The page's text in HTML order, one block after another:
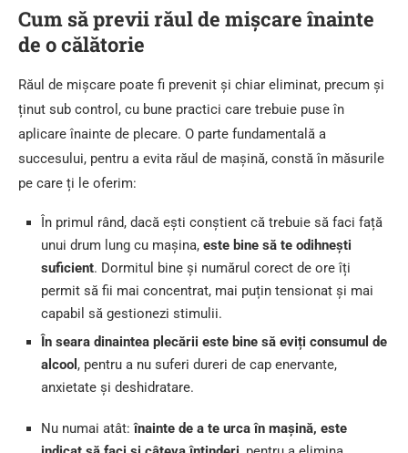
Cum să previi răul de mișcare înainte
de o călătorie
Răul de mișcare poate fi prevenit și chiar eliminat, precum și
ținut sub control, cu bune practici care trebuie puse în
aplicare înainte de plecare. O parte fundamentală a
succesului, pentru a evita răul de mașină, constă în măsurile
pe care ți le oferim:
În primul rând, dacă ești conștient că trebuie să faci față
unui drum lung cu mașina, este bine să te odihnești
suficient. Dormitul bine și numărul corect de ore îți
permit să fii mai concentrat, mai puțin tensionat și mai
capabil să gestionezi stimulii.
În seara dinaintea plecării este bine să eviți consumul de
alcool , pentru a nu suferi dureri de cap enervante,
anxietate și deshidratare.
Nu numai atât:înainte de a te urca în mașină, este